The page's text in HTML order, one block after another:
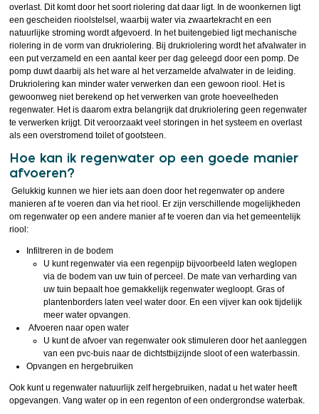
overlast. Dit komt door het soort riolering dat daar ligt. In de woonkernen ligt
een gescheiden rioolstelsel, waarbij water via zwaartekracht en een
natuurlijke stroming wordt afgevoerd. In het buitengebied ligt mechanische
riolering in de vorm van drukriolering. Bij drukriolering wordt het afvalwater in
een put verzameld en een aantal keer per dag geleegd door een pomp. De
pomp duwt daarbij als het ware al het verzamelde afvalwater in de leiding.
Drukriolering kan minder water verwerken dan een gewoon riool. Het is
gewoonweg niet berekend op het verwerken van grote hoeveelheden
regenwater. Het is daarom extra belangrijk dat drukriolering geen regenwater
te verwerken krijgt. Dit veroorzaakt veel storingen in het systeem en overlast
als een overstromend toilet of gootsteen.
Hoe kan ik regenwater op een goede manier
afvoeren?
Gelukkig kunnen we hier iets aan doen door het regenwater op andere
manieren af te voeren dan via het riool. Er zijn verschillende mogelijkheden
om regenwater op een andere manier af te voeren dan via het gemeentelijk
riool:
Infiltreren in de bodem
U kunt regenwater via een regenpijp bijvoorbeeld laten weglopen
via de bodem van uw tuin of perceel. De mate van verharding van
uw tuin bepaalt hoe gemakkelijk regenwater wegloopt. Gras of
plantenborders laten veel water door. En een vijver kan ook tijdelijk
meer water opvangen.
Afvoeren naar open water
U kunt de afvoer van regenwater ook stimuleren door het aanleggen
van een pvc-buis naar de dichtstbijzijnde sloot of een waterbassin.
Opvangen en hergebruiken
Ook kunt u regenwater natuurlijk zelf hergebruiken, nadat u het water heeft
opgevangen. Vang water op in een regenton of een ondergrondse waterbak.